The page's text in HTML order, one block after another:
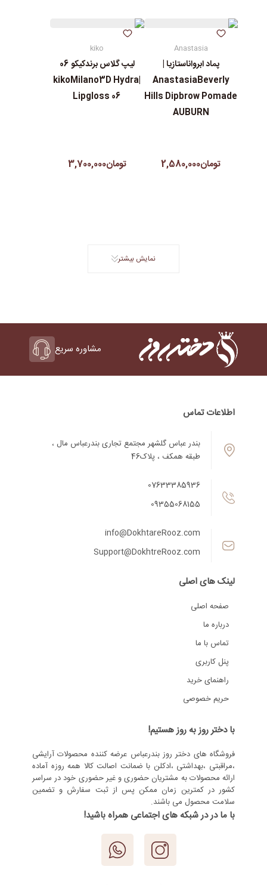
Anastasia
پماد ابرواناستازیا |
AnastasiaBeverly
Hills Dipbrow Pomade
AUBURN
تومان2,580,000
kiko
لیپ گلاس‌ برندکیکو 06
|kikoMilano3D Hydra
Lipgloss 06
تومان3,700,000
نمایش بیشتر
مشاوره سریع
اطلاعات تماس
بندر عباس گلشهر مجتمع تجاری بندرعباس مال ،
طبقه همکف ، پلاک46
07633385936
09355068155
info@DokhtareRooz.com
Support@DokhtreRooz.com
لینک های اصلی
صفحه اصلی
درباره ما
تماس با ما
پنل کاربری
راهنمای خرید
حریم خصوصی
با دختر روز به روز هستیم!
فروشگاه های دختر روز بندرعباس عرضه کننده محصولات آرایشی
،مراقبتی ،بهداشتی ،ادکلن با ضمانت اصالت کالا همه روزه آماده
ارائه محصولات به مشتریان حضوری و غیر حضوری خود در سراسر
کشور در کمترین زمان ممکن پس از ثبت سفارش و تضمین
سلامت محصول می باشند.
با ما در در شبکه های اجتماعی همراه باشید!